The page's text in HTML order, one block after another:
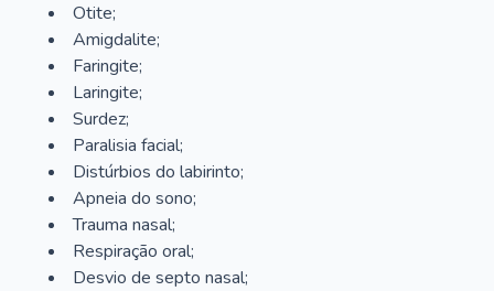
Otite;
Amigdalite;
Faringite;
Laringite;
Surdez;
Paralisia facial;
Distúrbios do labirinto;
Apneia do sono;
Trauma nasal;
Respiração oral;
Desvio de septo nasal;